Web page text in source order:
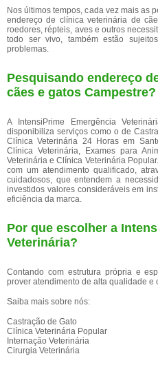
Nos últimos tempos, cada vez mais as
endereço de clínica veterinária de
roedores, répteis, aves e outros
todo ser vivo, também estão
problemas.
Pesquisando endereço
cães e gatos Campestre?
A IntensiPrime Emergência
disponibiliza serviços como o de
Clínica Veterinária 24 Horas em
Clínica Veterinária, Exames para
Veterinária e Clínica Veterinária
com um atendimento qualificado,
cuidadosos, que entendem a
investidos valores consideráveis em
eficiência da marca.
Por que escolher a
Veterinária?
Contando com estrutura própria e
prover atendimento de alta qualidade e
Saiba mais sobre nós:
Castração de Gato
Clínica Veterinária Popular
Internação Veterinária
Cirurgia Veterinária